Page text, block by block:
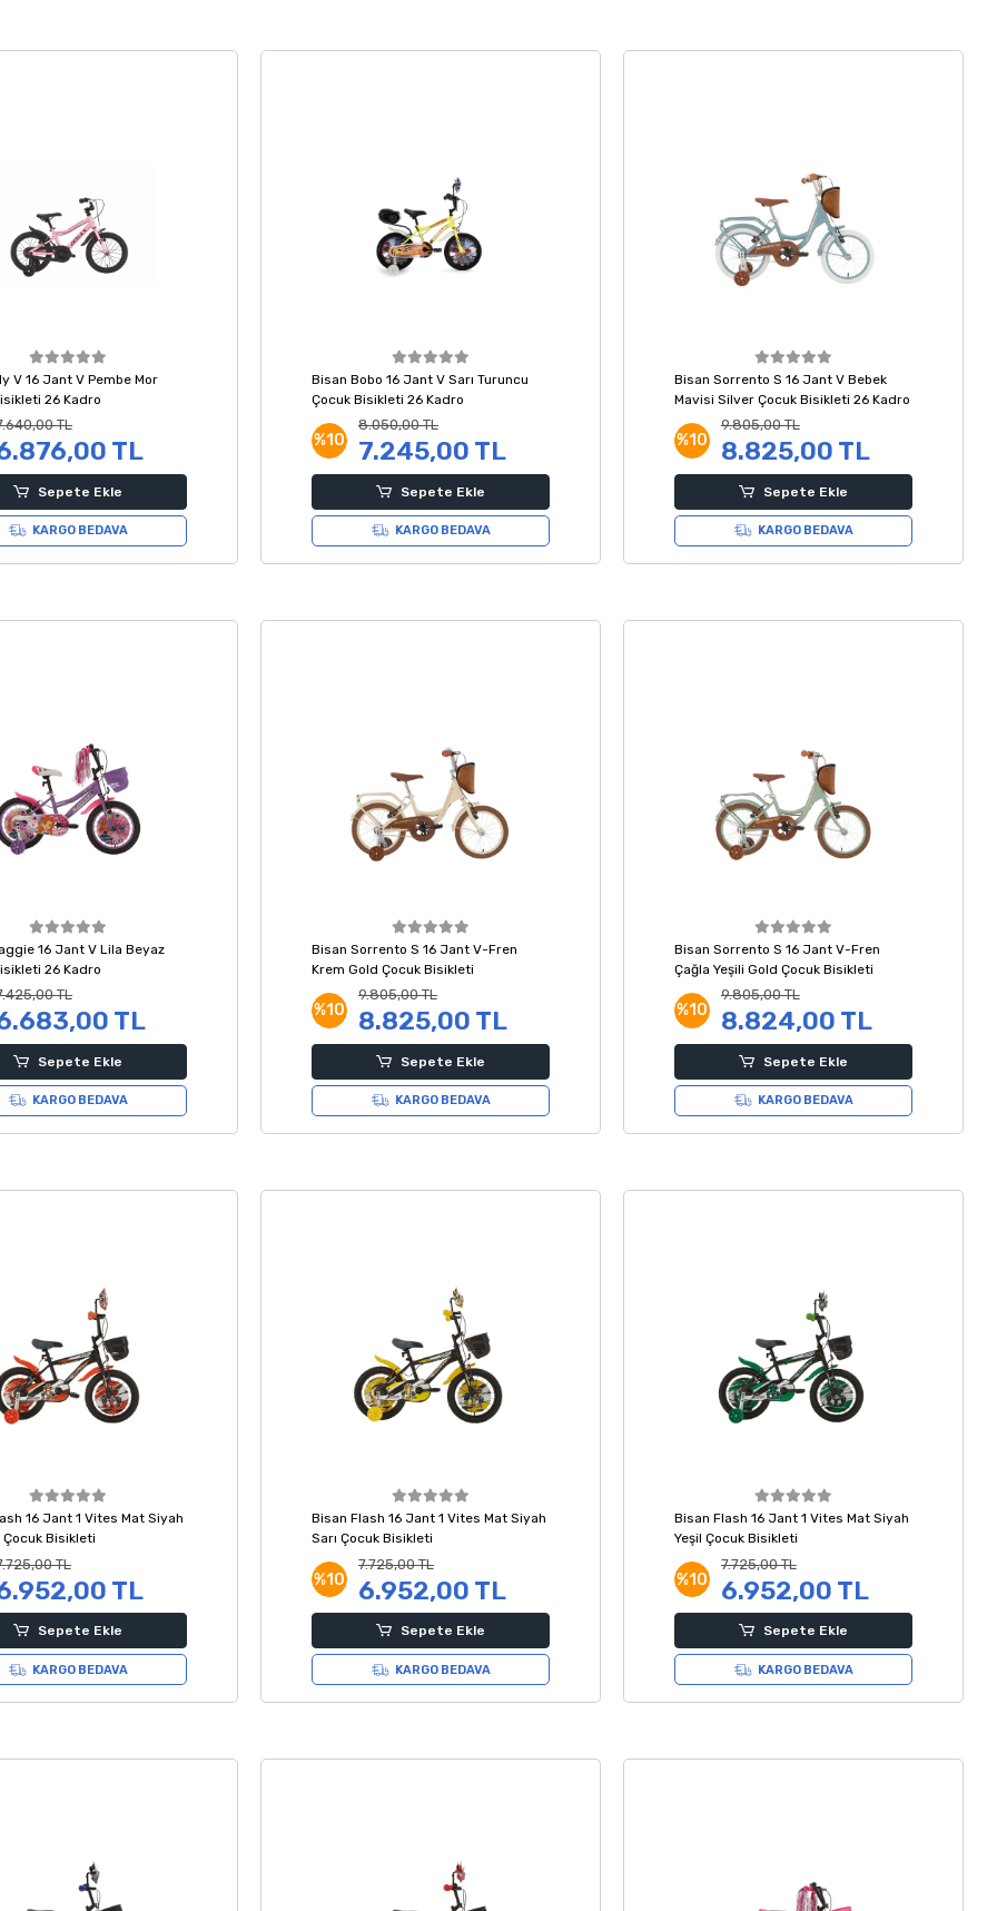
V 16 Jant V Pembe Mor
26 Kadro
TL
TL
Sepete Ekle
KARGO BEDAVA
Bisan Bobo 16 Jant V Sarı Turuncu
Çocuk Bisikleti 26 Kadro
%10
8.050,00 TL
7.245,00 TL
Sepete Ekle
KARGO BEDAVA
Bisan Sorrento S 16 Jant V Bebek
Mavisi Silver Çocuk Bisikleti 26 Kadro
%10
9.805,00 TL
8.825,00 TL
Sepete Ekle
KARGO BEDAVA
16 Jant V Lila Beyaz
26 Kadro
TL
TL
Sepete Ekle
KARGO BEDAVA
Bisan Sorrento S 16 Jant V-Fren
Krem Gold Çocuk Bisikleti
%10
9.805,00 TL
8.825,00 TL
Sepete Ekle
KARGO BEDAVA
Bisan Sorrento S 16 Jant V-Fren
Çağla Yeşili Gold Çocuk Bisikleti
%10
9.805,00 TL
8.824,00 TL
Sepete Ekle
KARGO BEDAVA
16 Jant 1 Vites Mat Siyah
Çocuk Bisikleti
TL
TL
Sepete Ekle
KARGO BEDAVA
Bisan Flash 16 Jant 1 Vites Mat Siyah
Sarı Çocuk Bisikleti
%10
7.725,00 TL
6.952,00 TL
Sepete Ekle
KARGO BEDAVA
Bisan Flash 16 Jant 1 Vites Mat Siyah
Yeşil Çocuk Bisikleti
%10
7.725,00 TL
6.952,00 TL
Sepete Ekle
KARGO BEDAVA